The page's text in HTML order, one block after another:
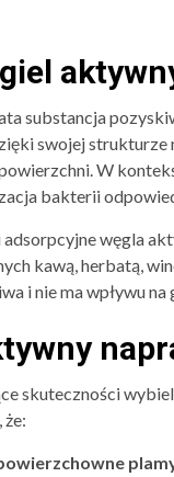
substancja
swojej strukturze
W
bakterii
węgla
kawą, herbatą,
i nie ma wpływu na
skuteczności